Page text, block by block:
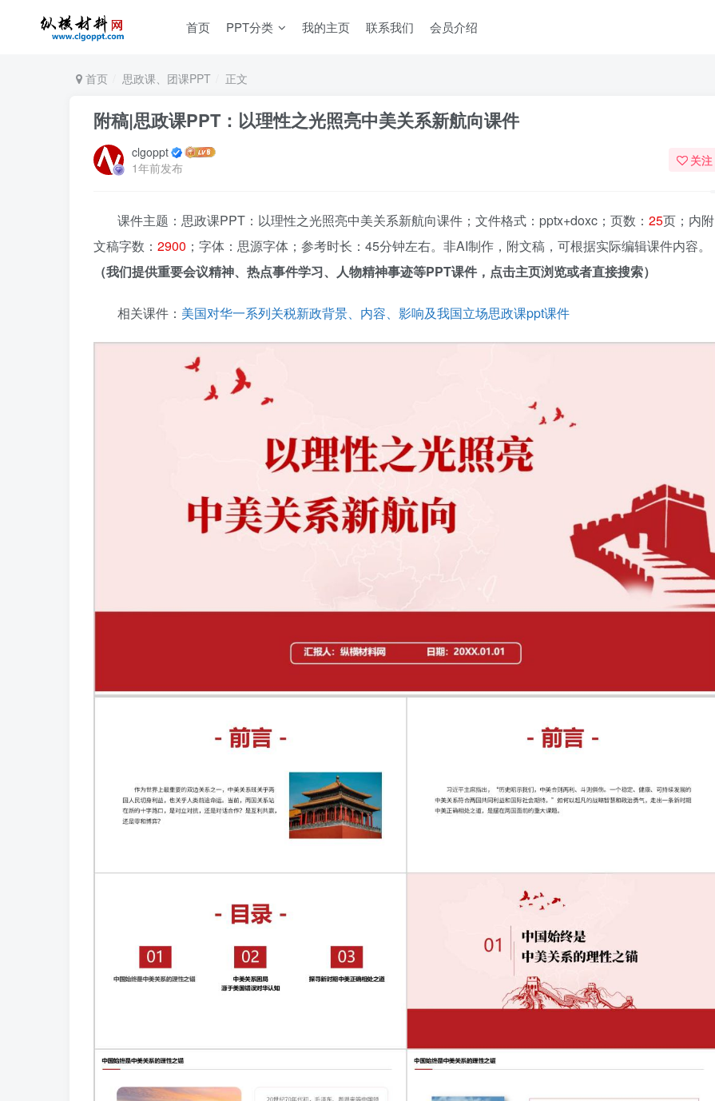
首页 PPT分类 我的主页 联系我们 会员介绍
首页 思政课、团课PPT 正文
附稿|思政课PPT：以理性之光照亮中美关系新航向课件
clgoppt
1年前发布
关注
课件主题：思政课PPT：以理性之光照亮中美关系新航向课件；文件格式：pptx+doxc；页数： 25页；内附
文稿字数： 2900 ；字体：思源字体；参考时长：45分钟左右。非AI制作，附文稿，可根据实际编辑课件内容。
（我们提供重要会议精神、热点事件学习、人物精神事迹等PPT课件，点击主页浏览或者直接搜索）
相关课件： 美国对华一系列关税新政背景、内容、影响及我国立场思政课ppt课件